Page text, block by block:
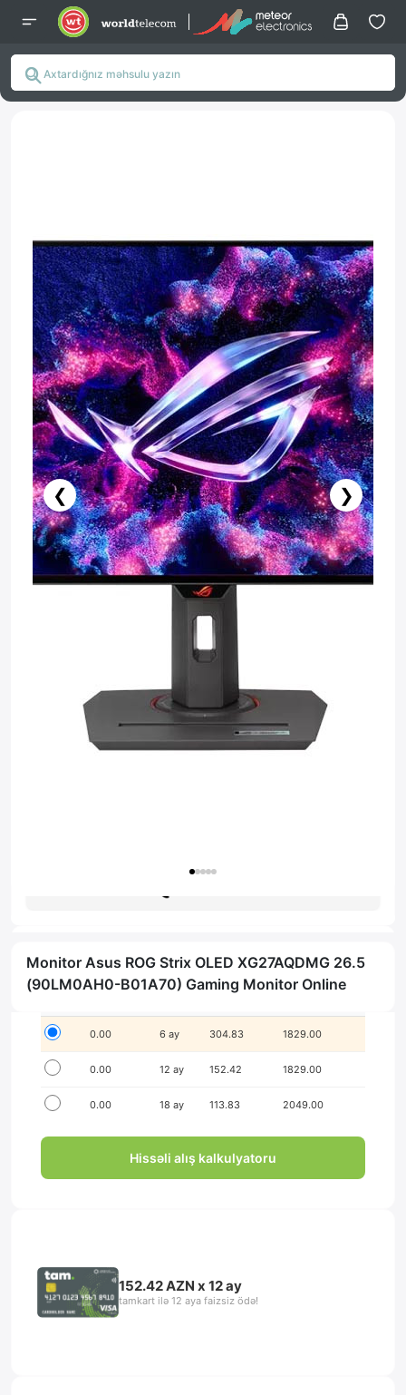
❮ ❯
Monitor Asus ROG Strix OLED XG27AQDMG 26.5
(90LM0AH0-B01A70) Gaming Monitor Online
İlkin ödənişsiz hissə-hissə ödə!
0.00 6 ay 304.83 1829.00
0.00 12 ay 152.42 1829.00
0.00 18 ay 113.83 2049.00
Hissəli alış kalkulyatoru
152.42 AZN x 12 ay
tamkart ilə 12 aya faizsiz ödə!